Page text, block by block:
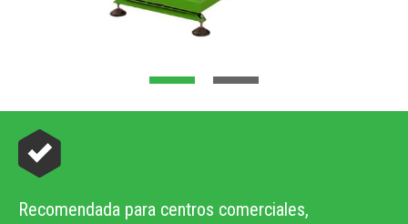
Recomendada para centros comerciales,